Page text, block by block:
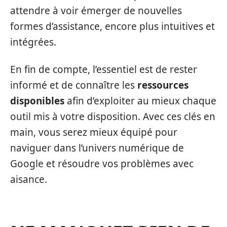
attendre à voir émerger de nouvelles
formes d’assistance, encore plus intuitives et
intégrées.
En fin de compte, l’essentiel est de rester
informé et de connaître les ressources
disponibles afin d’exploiter au mieux chaque
outil mis à votre disposition. Avec ces clés en
main, vous serez mieux équipé pour
naviguer dans l’univers numérique de
Google et résoudre vos problèmes avec
aisance.